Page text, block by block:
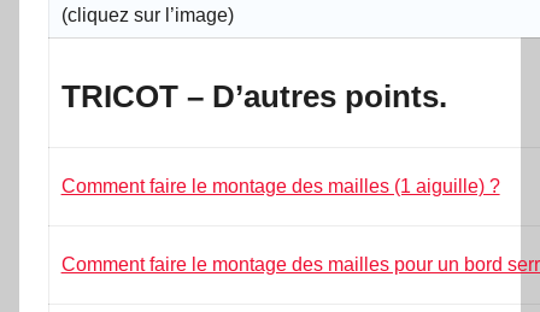
(cliquez sur l’image)
TRICOT – D’autres points.
Comment faire le montage des mailles (1 aiguille) ?
Comment faire le montage des mailles pour un bord